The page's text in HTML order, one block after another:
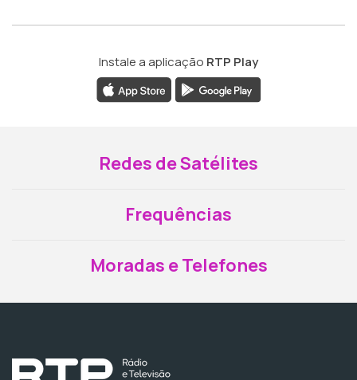
Instale a aplicação RTP Play
Redes de Satélites
Frequências
Moradas e Telefones